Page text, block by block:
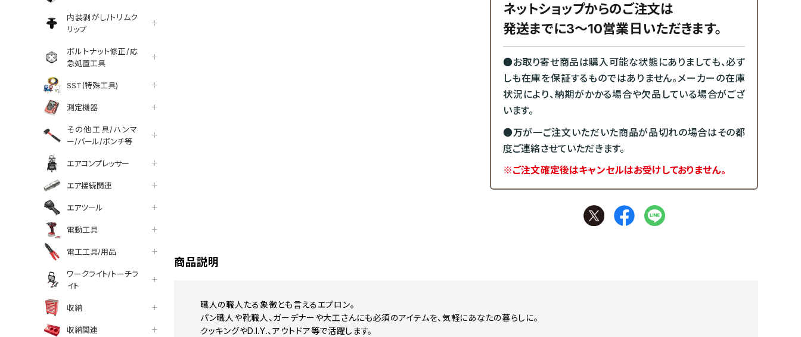
内装剥がし/トリムク
リップ
ボルトナット修正/応
急処置工具
SST(特殊工具)
測定機器
その他工具/ハンマ
ー/バール/ポンチ等
エアコンプレッサー
エア接続関連
エアツール
電動工具
電工工具/用品
ワークライト/トーチラ
イト
収納
収納関連
ネットショップからのご注文は
発送までに3～10営業日いただきます。
●お取り寄せ商品は購入可能な状態にありましても、必ず
しも在庫を保証するものではありません。メーカーの在庫
状況により、納期がかかる場合や欠品している場合がござ
います。
●万が一ご注文いただいた商品が品切れの場合はその都
度ご連絡させていただきます。
※ご注文確定後はキャンセルはお受けしておりません。
facebook
line
商品説明
職人の職人たる象徴とも言えるエプロン。
パン職人や靴職人、ガーデナーや大工さんにも必須のアイテムを、気軽にあなたの暮らしに。
クッキングやD.I.Y.、アウトドア等で活躍します。